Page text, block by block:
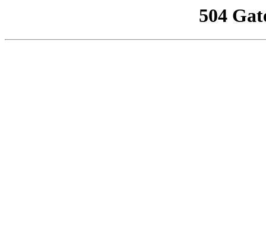
504